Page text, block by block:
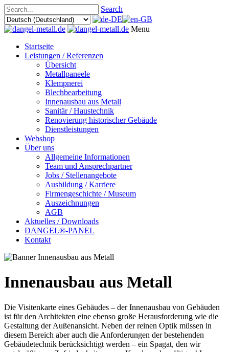
Search
Menu
Startseite
Leistungen / Referenzen
Übersicht
Metallpaneele
Klempnerei
Blechbearbeitung
Innenausbau aus Metall
Sanitär / Haustechnik
Renovierung historischer Gebäude
Dienstleistungen
Webshop
Über uns
Allgemeine Informationen
Team und Ansprechpartner
Jobs / Stellenangebote
Ausbildung / Karriere
Firmengeschichte / Museum
Auszeichnungen
AGB
Aktuelles / Downloads
DANGEL®-PANEL
Kontakt
Innenausbau aus Metall
Die Visitenkarte eines Gebäudes – der Innenausbau von Gebäuden
ist für den Architekten eine ebenso große Herausforderung wie die
Gestaltung der Außenansicht. Neben der reinen Optik müssen in
diesem Bereich aber auch die Anforderungen der bestehenden
Gebäudetechnik berücksichtigt werden – ein Spagat, den wir